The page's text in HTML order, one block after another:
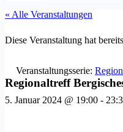
« Alle Veranstaltungen
Diese Veranstaltung hat
Veranstaltungsserie:
Regionaltreff
5. Januar 2024 @ 19:00 -